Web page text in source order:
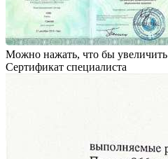
Можно нажать, что бы увеличить
Сертификат специалиста